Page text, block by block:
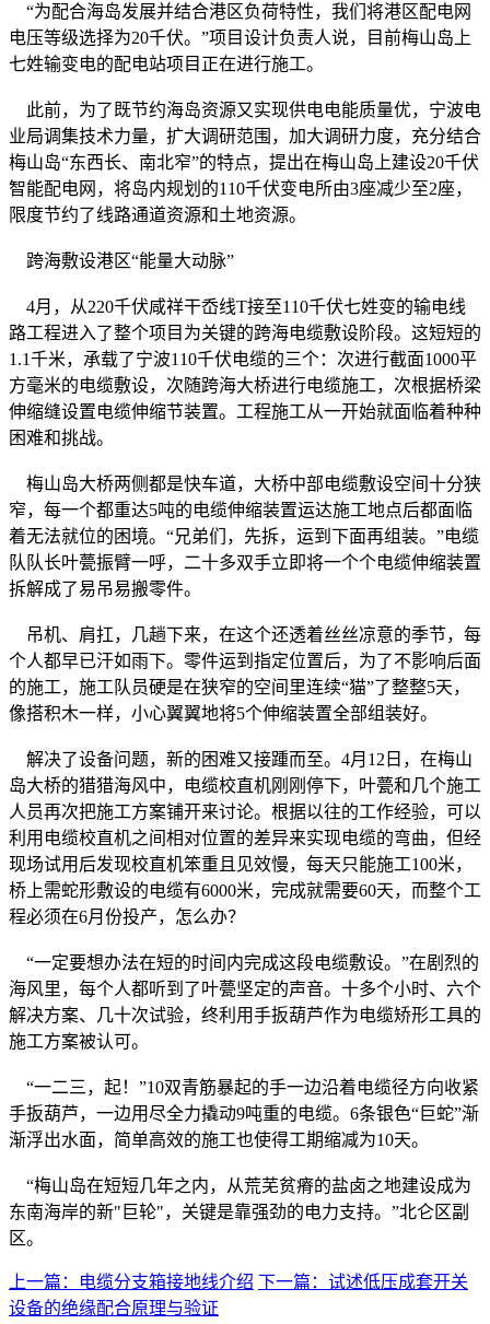
“为配合海岛发展并结合港区负荷特性，我们将港区配电网
电压等级选择为20千伏。”项目设计负责人说，目前梅山岛上
七姓输变电的配电站项目正在进行施工。
此前，为了既节约海岛资源又实现供电电能质量优，宁波电
业局调集技术力量，扩大调研范围，加大调研力度，充分结合
梅山岛“东西长、南北窄”的特点，提出在梅山岛上建设20千伏
智能配电网，将岛内规划的110千伏变电所由3座减少至2座，
限度节约了线路通道资源和土地资源。
跨海敷设港区“能量大动脉”
4月，从220千伏咸祥干岙线T接至110千伏七姓变的输电线
路工程进入了整个项目为关键的跨海电缆敷设阶段。这短短的
1.1千米，承载了宁波110千伏电缆的三个：次进行截面1000平
方毫米的电缆敷设，次随跨海大桥进行电缆施工，次根据桥梁
伸缩缝设置电缆伸缩节装置。工程施工从一开始就面临着种种
困难和挑战。
梅山岛大桥两侧都是快车道，大桥中部电缆敷设空间十分狭
窄，每一个都重达5吨的电缆伸缩装置运达施工地点后都面临
着无法就位的困境。“兄弟们，先拆，运到下面再组装。”电缆
队队长叶甍振臂一呼，二十多双手立即将一个个电缆伸缩装置
拆解成了易吊易搬零件。
吊机、肩扛，几趟下来，在这个还透着丝丝凉意的季节，每
个人都早已汗如雨下。零件运到指定位置后，为了不影响后面
的施工，施工队员硬是在狭窄的空间里连续“猫”了整整5天，
像搭积木一样，小心翼翼地将5个伸缩装置全部组装好。
解决了设备问题，新的困难又接踵而至。4月12日，在梅山
岛大桥的猎猎海风中，电缆校直机刚刚停下，叶甍和几个施工
人员再次把施工方案铺开来讨论。根据以往的工作经验，可以
利用电缆校直机之间相对位置的差异来实现电缆的弯曲，但经
现场试用后发现校直机笨重且见效慢，每天只能施工100米，
桥上需蛇形敷设的电缆有6000米，完成就需要60天，而整个工
程必须在6月份投产，怎么办？
“一定要想办法在短的时间内完成这段电缆敷设。”在剧烈的
海风里，每个人都听到了叶甍坚定的声音。十多个小时、六个
解决方案、几十次试验，终利用手扳葫芦作为电缆矫形工具的
施工方案被认可。
“一二三，起！”10双青筋暴起的手一边沿着电缆径方向收紧
手扳葫芦，一边用尽全力撬动9吨重的电缆。6条银色“巨蛇”渐
渐浮出水面，简单高效的施工也使得工期缩减为10天。
“梅山岛在短短几年之内，从荒芜贫瘠的盐卤之地建设成为
东南海岸的新"巨轮"，关键是靠强劲的电力支持。”北仑区副
区。
上一篇：电缆分支箱接地线介绍 下一篇：试述低压成套开关
设备的绝缘配合原理与验证